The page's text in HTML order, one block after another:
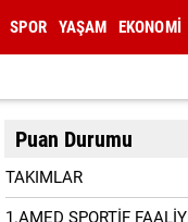
SPOR YAŞAM EKONOMİ
Puan Durumu
TAKIMLAR
1.AMED SPORTİF